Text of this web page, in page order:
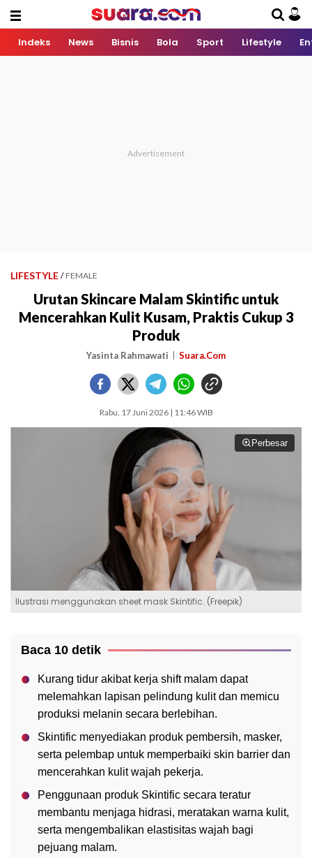
Indeks News Bisnis Bola Sport Lifestyle
LIFESTYLE / FEMALE
Urutan Skincare Malam Skintific untuk
Mencerahkan Kulit Kusam, Praktis Cukup 3
Produk
Yasinta Rahmawati Suara.Com
Rabu, 17 Juni 2026 | 11:46 WIB
Perbesar
Ilustrasi menggunakan sheet mask Skintific. (Freepik)
Baca 10 detik
Kurang tidur akibat kerja shift malam dapat
melemahkan lapisan pelindung kulit dan memicu
produksi melanin secara berlebihan.
Skintific menyediakan produk pembersih, masker,
serta pelembap untuk memperbaiki skin barrier dan
mencerahkan kulit wajah pekerja.
Penggunaan produk Skintific secara teratur
membantu menjaga hidrasi, meratakan warna kulit,
serta mengembalikan elastisitas wajah bagi
pejuang malam.